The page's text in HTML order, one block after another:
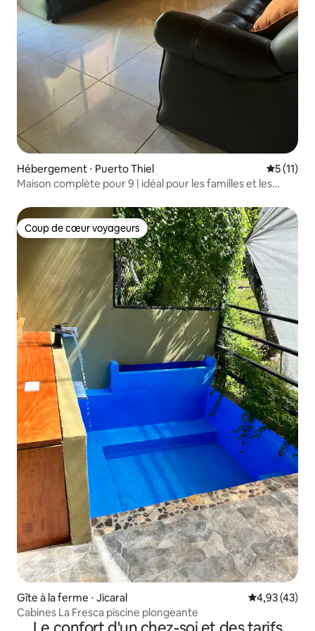
Hébergement ⋅ Puerto Thiel
5 (11)
Maison complète pour 9 | idéal pour les familles et les
Coup de cœur voyageurs
Coup de cœur voyageurs
Gîte à la ferme ⋅ Jicaral Évaluation
4,93 (43)
Cabines La Fresca piscine plongeante